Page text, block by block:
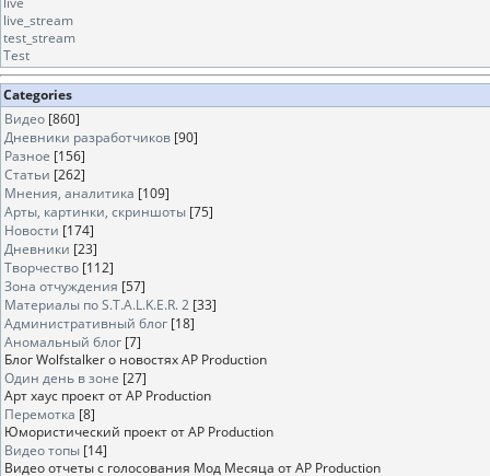
live_stream
test_stream
Test
Categories
Видео [860]
Дневники разработчиков [90]
Разное [156]
Статьи [262]
Мнения, аналитика [109]
Арты, картинки, скриншоты [75]
Новости [174]
Дневники [23]
Творчество [112]
Зона отчуждения [57]
Материалы по S.T.A.L.K.E.R. 2 [33]
Административный блог [18]
Аномальный блог [7]
Блог Wolfstalker о новостях AP Production
Один день в зоне [27]
Арт хаус проект от AP Production
Перемотка [8]
Юмористический проект от AP Production
Видео топы [14]
Видео отчеты с голосования Мод Месяца от AP Production